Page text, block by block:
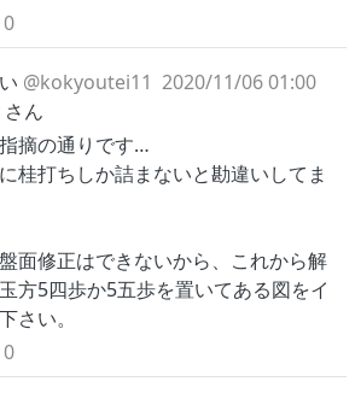
0
@kokyoutei11 2020/11/06 01:00
さん
摘の通りです…
桂打ちしか詰まないと勘違いしてま
面修正はできないから、これから解
方5四歩か5五歩を置いてある図をイ
さい。
0